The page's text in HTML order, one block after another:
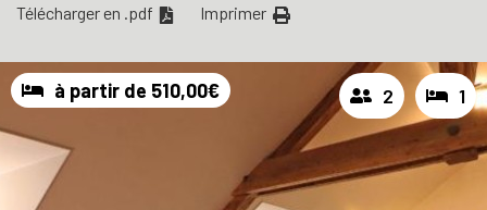
Télécharger en .pdf Imprimer
à partir de 510,00€ 2 1